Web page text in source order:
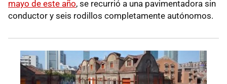
mayo de este año, se recurrió a una pavimentadora sin
conductor y seis rodillos completamente autónomos.